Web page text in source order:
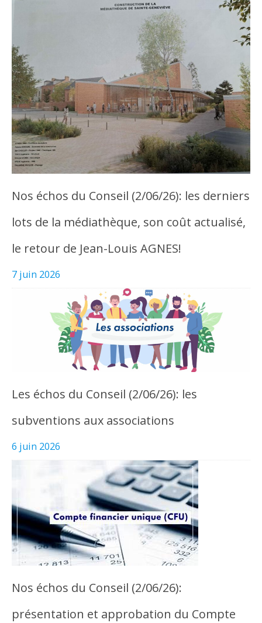
Nos échos du Conseil (2/06/26): les derniers
lots de la médiathèque, son coût actualisé,
le retour de Jean-Louis AGNES!
7 juin 2026
Les échos du Conseil (2/06/26): les
subventions aux associations
6 juin 2026
Nos échos du Conseil (2/06/26):
présentation et approbation du Compte